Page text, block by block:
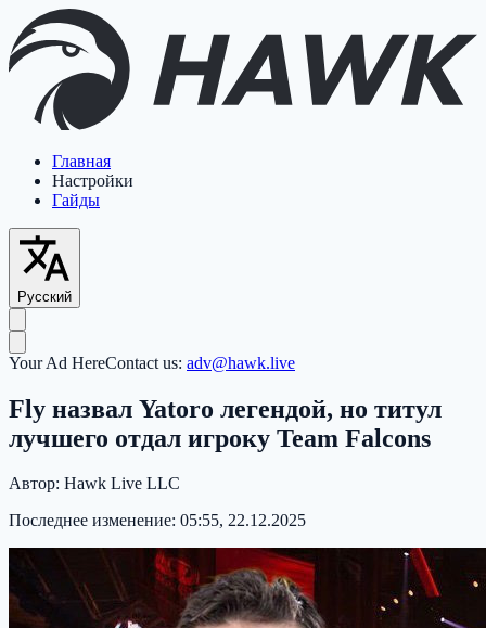
Главная
Настройки
Гайды
Русский
Your Ad HereContact us: adv@hawk.live
Fly назвал Yatoro легендой, но титул
лучшего отдал игроку Team Falcons
Автор: Hawk Live LLC
Последнее изменение: 05:55, 22.12.2025